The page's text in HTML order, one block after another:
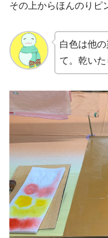
その上からほんのりピ
白色は他
て。乾い